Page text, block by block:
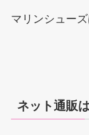
マリンシュー
ネット通販